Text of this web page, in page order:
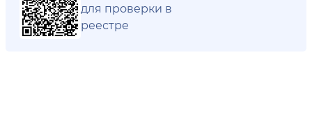
для проверки в
реестре